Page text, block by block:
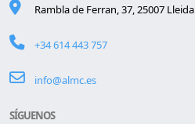
Rambla de Ferran, 37, 25007 Lleida
+34 614 443 757
info@almc.es
SÍGUENOS